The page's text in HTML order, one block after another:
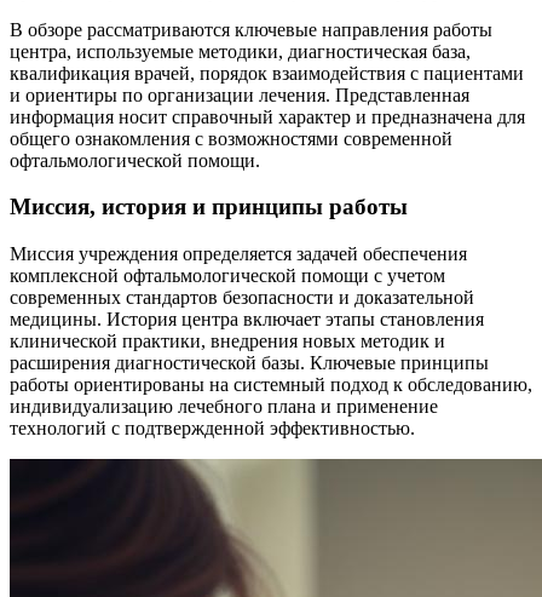
В обзоре рассматриваются ключевые направления работы
центра, используемые методики, диагностическая база,
квалификация врачей, порядок взаимодействия с пациентами
и ориентиры по организации лечения. Представленная
информация носит справочный характер и предназначена для
общего ознакомления с возможностями современной
офтальмологической помощи.
Миссия, история и принципы работы
Миссия учреждения определяется задачей обеспечения
комплексной офтальмологической помощи с учетом
современных стандартов безопасности и доказательной
медицины. История центра включает этапы становления
клинической практики, внедрения новых методик и
расширения диагностической базы. Ключевые принципы
работы ориентированы на системный подход к обследованию,
индивидуализацию лечебного плана и применение
технологий с подтвержденной эффективностью.